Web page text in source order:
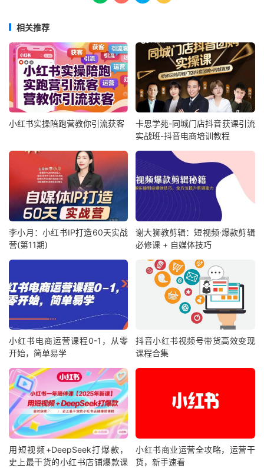
相关推荐
小红书实操陪跑营教你引流获客
卡思学苑-同城门店抖音获课引流
实战班-抖音电商培训教程
李小月：小红书IP打造60天实战
营(第11期)
谢大狮教剪辑：短视频·爆款剪辑
必修课 + 自媒体技巧
小红书电商运营课程0-1，从零
开始，简单易学
抖音小红书视频号带货高效变现
课程合集
用短视频+DeepSeek打爆款，
史上最干货的小红书店铺爆款课
小红书商业运营全攻略，运营干
货，新手速看